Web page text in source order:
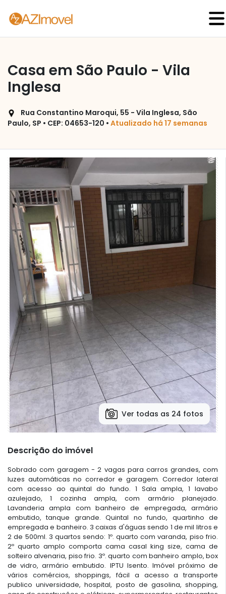
Casa em São Paulo - Vila
Inglesa
Rua Constantino Maroqui, 55 - Vila Inglesa, São
Paulo, SP • CEP: 04653-120 • Atualizado há 17 semanas
Ver todas as 24 fotos
Descrição do imóvel
Sobrado com garagem - 2 vagas para carros grandes, com
luzes automáticas no corredor e garagem. Corredor lateral
com acesso ao quintal do fundo. 1 Sala ampla, 1 lavabo
azulejado, 1 cozinha ampla, com armário planejado.
Lavanderia ampla com banheiro de empregada, armário
embutido, tanque grande. Quintal no fundo, quartinho de
empregada e banheiro. 3 caixas d'águas sendo 1 de mil litros e
2 de 500ml. 3 quartos sendo: 1º. quarto com varanda, piso frio.
2º quarto amplo comporta cama casal king size, cama de
solteiro alvenaria, piso frio. 3º. quarto com banheiro amplo, box
de vidro, armário embutido. IPTU Isento. Imóvel próximo de
vários comércios, shoppings, fácil a acesso a transporte
publico universidade, hospital, posto de gasolina, shopping,